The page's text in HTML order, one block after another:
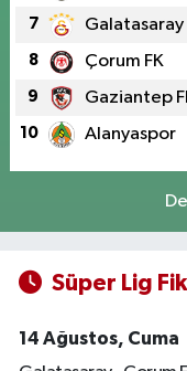
7 Galatasaray
8 Çorum FK
9 Gaziantep
10 Alanyaspor
Süper Lig
14 Ağustos, Cuma